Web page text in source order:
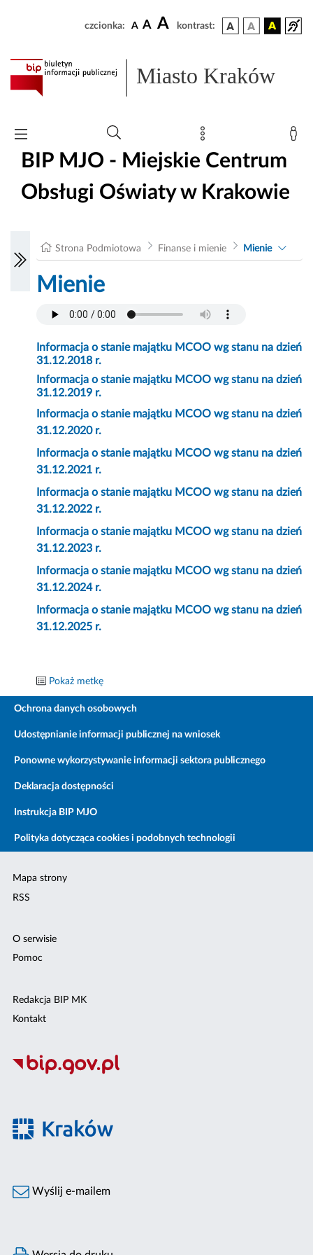
czcionka: A A A kontrast:
Miasto Kraków
BIP MJO - Miejskie Centrum
Obsługi Oświaty w Krakowie
Strona Podmiotowa Finanse i mienie Mienie
Mienie
Informacja o stanie majątku MCOO wg stanu na dzień
31.12.2018 r.
Informacja o stanie majątku MCOO wg stanu na dzień
31.12.2019 r.
Informacja o stanie majątku MCOO wg stanu na dzień
31.12.2020 r.
Informacja o stanie majątku MCOO wg stanu na dzień
31.12.2021 r.
Informacja o stanie majątku MCOO wg stanu na dzień
31.12.2022 r.
Informacja o stanie majątku MCOO wg stanu na dzień
31.12.2023 r.
Informacja o stanie majątku MCOO wg stanu na dzień
31.12.2024 r.
Informacja o stanie majątku MCOO wg stanu na dzień
31.12.2025 r.
Pokaż metkę
Ochrona danych osobowych
Udostępnianie informacji publicznej na wniosek
Ponowne wykorzystywanie informacji sektora publicznego
Deklaracja dostępności
Instrukcja BIP MJO
Polityka dotycząca cookies i podobnych technologii
Mapa strony
RSS
O serwisie
Pomoc
Redakcja BIP MK
Kontakt
Wyślij e-mailem